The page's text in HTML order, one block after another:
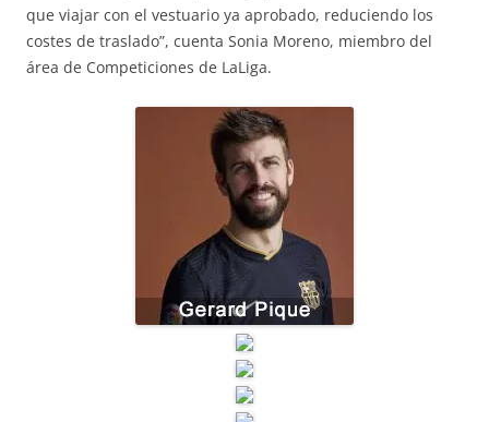
que viajar con el vestuario ya aprobado, reduciendo los
costes de traslado”, cuenta Sonia Moreno, miembro del
área de Competiciones de LaLiga.